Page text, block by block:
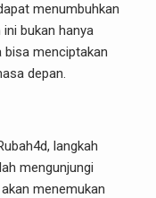
menumbuhkan
bukan hanya
menciptakan
depan.
langkah
mengunjungi
menemukan